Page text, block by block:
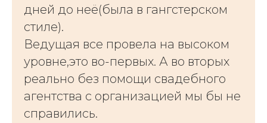
дней до неё(была в гангстерском
стиле).
Ведущая все провела на высоком
уровне,это во-первых. А во вторых
реально без помощи свадебного
агентства с организацией мы бы не
справились.